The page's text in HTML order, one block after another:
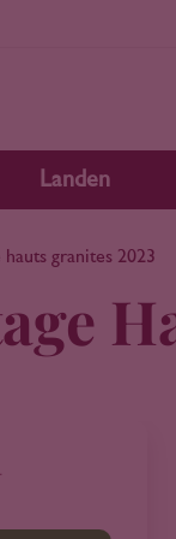
Landen
granites 2023